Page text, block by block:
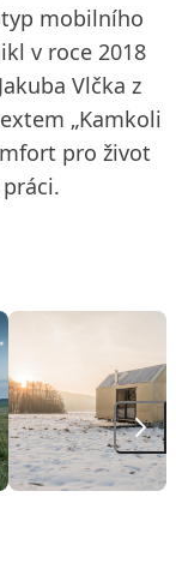
mobilního
v roce 2018
Vlčka z
„Kamkoli
pro život